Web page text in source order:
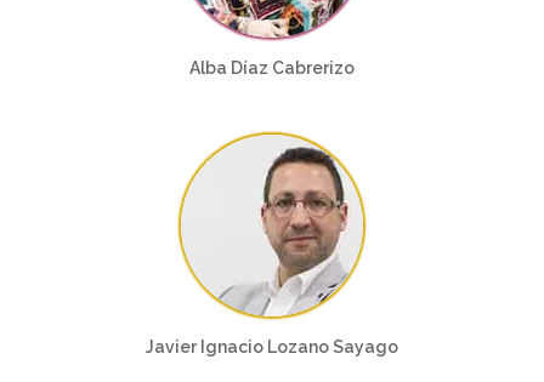
Alba Díaz Cabrerizo
Javier Ignacio Lozano Sayago